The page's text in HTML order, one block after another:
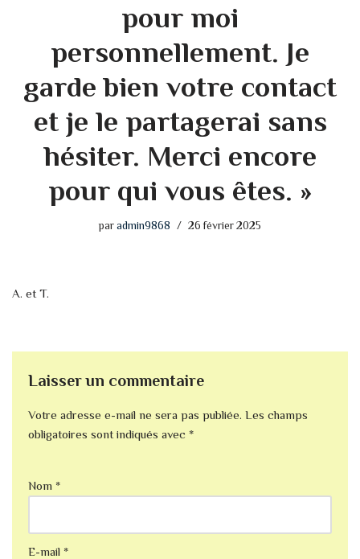
pour moi
personnellement. Je
garde bien votre contact
et je le partagerai sans
hésiter. Merci encore
pour qui vous êtes. »
par admin9868 26 février 2025
A. et T.
Laisser un commentaire
Votre adresse e-mail ne sera pas publiée. Les champs
obligatoires sont indiqués avec *
Nom *
E-mail *